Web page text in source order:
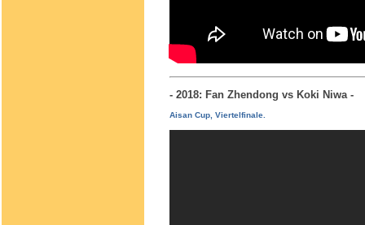
- 2018: Fan Zhendong vs Koki Niwa
Aisan Cup, Viertelfinale.